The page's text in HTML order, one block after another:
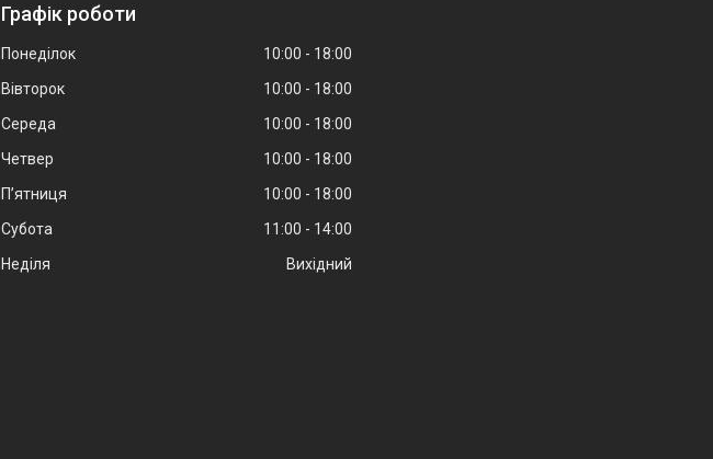
Графік роботи
Понеділок 10:00
18:00
Вівторок
10:00
18:00
Середа
10:00
18:00
Четвер
10:00
18:00
Пʼятниця
10:00
18:00
Субота
11:00
14:00
Неділя
Вихідний